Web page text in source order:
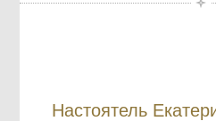
Настоятель